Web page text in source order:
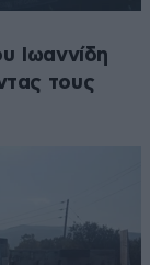
Ιωαννίδη
τους